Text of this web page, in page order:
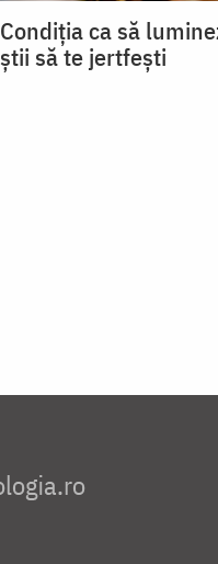
Condiția ca să
știi să te jertfești